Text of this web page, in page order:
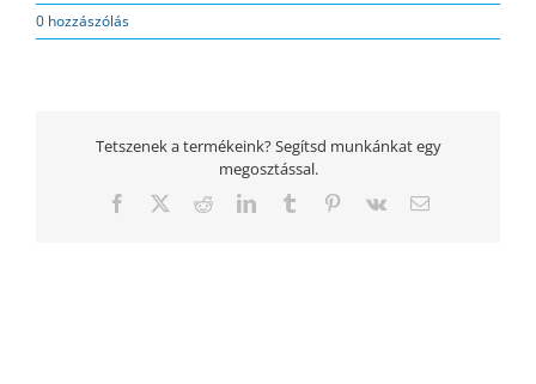
0 hozzászólás
Tetszenek a termékeink? Segítsd munkánkat egy
megosztással.
Facebook
TwitterRedditLinkedInTumblr Pinterest
Vk Email: